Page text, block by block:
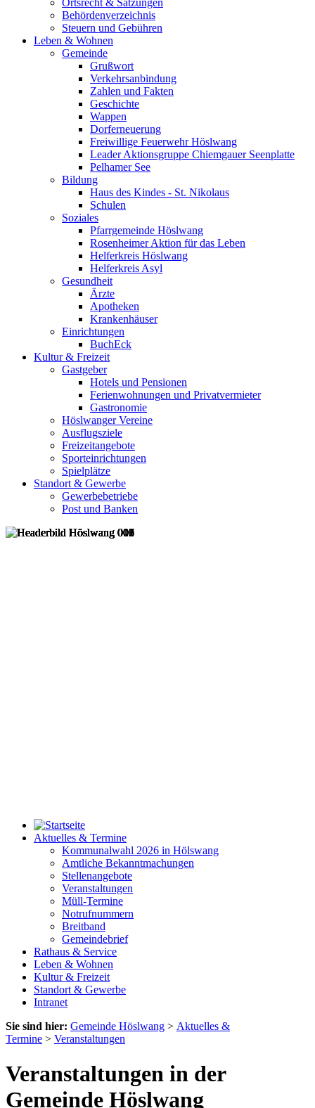
Ortsrecht & Satzungen
Behördenverzeichnis
Steuern und Gebühren
Leben & Wohnen
Gemeinde
Grußwort
Verkehrsanbindung
Zahlen und Fakten
Geschichte
Wappen
Dorferneuerung
Freiwillige Feuerwehr Höslwang
Leader Aktionsgruppe Chiemgauer Seenplatte
Pelhamer See
Bildung
Haus des Kindes - St. Nikolaus
Schulen
Soziales
Pfarrgemeinde Höslwang
Rosenheimer Aktion für das Leben
Helferkreis Höslwang
Helferkreis Asyl
Gesundheit
Ärzte
Apotheken
Krankenhäuser
Einrichtungen
BuchEck
Kultur & Freizeit
Gastgeber
Hotels und Pensionen
Ferienwohnungen und Privatvermieter
Gastronomie
Höslwanger Vereine
Ausflugsziele
Freizeitangebote
Sporteinrichtungen
Spielplätze
Standort & Gewerbe
Gewerbebetriebe
Post und Banken
Aktuelles & Termine
Kommunalwahl 2026 in Hölswang
Amtliche Bekanntmachungen
Stellenangebote
Veranstaltungen
Müll-Termine
Notrufnummern
Breitband
Gemeindebrief
Rathaus & Service
Leben & Wohnen
Kultur & Freizeit
Standort & Gewerbe
Intranet
Sie sind hier: Gemeinde Höslwang > Aktuelles &
Termine > Veranstaltungen
Veranstaltungen in der
Gemeinde Höslwang